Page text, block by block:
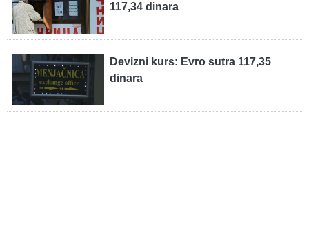
117,34 dinara
Devizni kurs: Evro sutra 117,35
dinara